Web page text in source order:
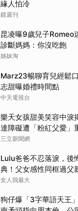
緣人怕冷
鏡週刊
昆凌曝9歲兒子Romeo
診斷媽媽：你沒吃飽
姊妹淘
Marz23暢聊育兒經鬆
志甜曝婚禮時間點
中天電視台
樂天女孩甜美笑容中
達障礙遭「粉紅父愛」
三立新聞網
Lulu爸爸不忍落淚，後
典！父女感性同框過父
女人我最大
狗仔爆「3字華語天王